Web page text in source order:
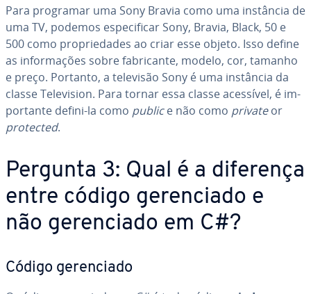
Para programar uma Sony Bravia como uma instância de
uma TV, podemos es­pe­ci­fi­car Sony, Bravia, Black, 50 e
500 como pro­pri­e­da­des ao criar esse objeto. Isso define
as in­for­ma­ções sobre fa­bri­cante, modelo, cor, tamanho
e preço. Portanto, a televisão Sony é uma instância da
classe Te­le­vi­sion. Para tornar essa classe acessível, é im­
por­tante defini-la como publice não como privateor
protected.
Pergunta 3: Qual é a diferença
entre código ge­ren­ci­ado e
não ge­ren­ci­ado em C#?
Código ge­ren­ci­ado